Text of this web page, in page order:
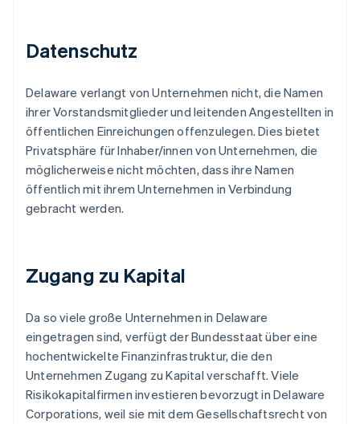
Datenschutz
Delaware verlangt von Unternehmen nicht, die Namen
ihrer Vorstandsmitglieder und leitenden Angestellten in
öffentlichen Einreichungen offenzulegen. Dies bietet
Privatsphäre für Inhaber/innen von Unternehmen, die
möglicherweise nicht möchten, dass ihre Namen
öffentlich mit ihrem Unternehmen in Verbindung
gebracht werden.
Zugang zu Kapital
Da so viele große Unternehmen in Delaware
eingetragen sind, verfügt der Bundesstaat über eine
hochentwickelte Finanzinfrastruktur, die den
Unternehmen Zugang zu Kapital verschafft. Viele
Risikokapitalfirmen investieren bevorzugt in Delaware
Corporations, weil sie mit dem Gesellschaftsrecht von